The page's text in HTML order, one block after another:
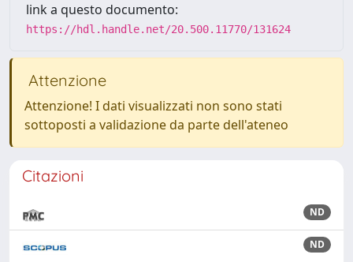
link a questo documento:
https://hdl.handle.net/20.500.11770/131624
Attenzione
Attenzione! I dati visualizzati non sono stati
sottoposti a validazione da parte dell'ateneo
Citazioni
ND
ND